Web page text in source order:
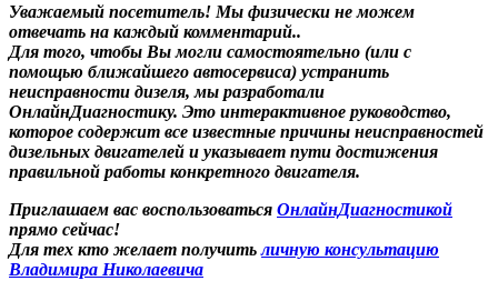
Уважаемый посетитель! Мы физически не можем
отвечать на каждый комментарий..
Для того, чтобы Вы могли самостоятельно (или с
помощью ближайшего автосервиса) устранить
неисправности дизеля, мы разработали
ОнлайнДиагностику. Это интерактивное руководство,
которое содержит все известные причины неисправностей
дизельных двигателей и указывает пути достижения
правильной работы конкретного двигателя.
Приглашаем вас воспользоваться ОнлайнДиагностикой
прямо сейчас!
Для тех кто желает получитьличную консультацию
Владимира Николаевича